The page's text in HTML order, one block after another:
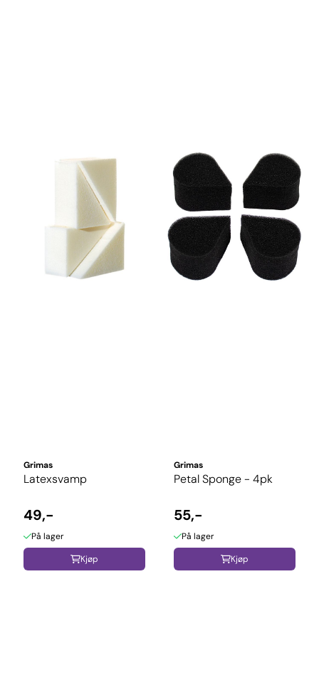
Grimas
Latexsvamp
49,-
På lager
Kjøp
Grimas
Petal Sponge - 4pk
55,-
På lager
Kjøp